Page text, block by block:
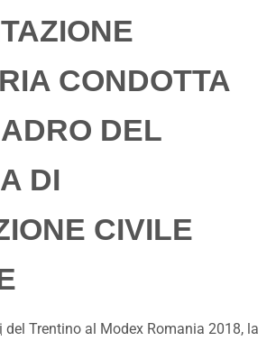
CONDOTTA
DEL
DI
CIVILE
del Trentino al Modex Romania 2018, la